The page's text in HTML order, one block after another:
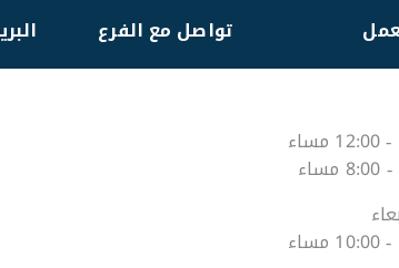
تواصل مع الفرع